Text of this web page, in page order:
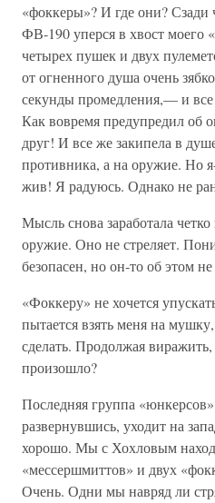
«фоккеры»? И где они?
ФВ-190 уперся в хвост моего
четырех пушек и двух
от огненного душа очень
секунды промедления,— и
Как вовремя предупредил об
друг! И все же закипела в
противника, а на оружие. Но
жив! Я радуюсь. Однако не
Мысль снова заработала
оружие. Оно не стреляет.
безопасен, но он-то об этом
«Фоккеру» не хочется
пытается взять меня на
сделать. Продолжая
произошло?
Последняя группа
развернув­шись, уходит на
хорошо. Мы с Хохловым
«мессершмиттов» и двух
Очень. Одни мы навряд ли